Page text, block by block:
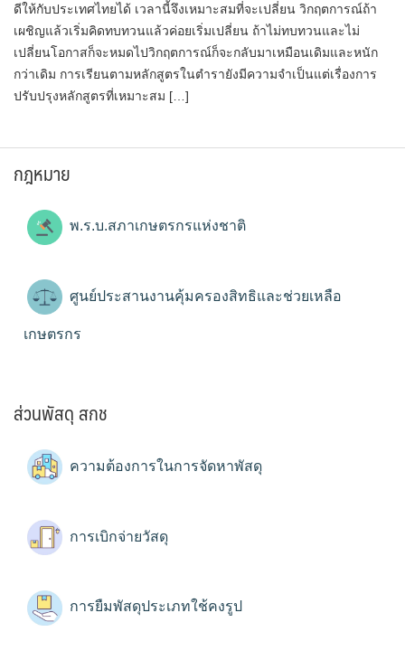
ดีให้กับประเทศไทยได้ เวลานี้จึงเหมาะสมที่จะเปลี่ยน วิกฤตการณ์ถ้า
เผชิญแล้วเริ่มคิดทบทวนแล้วค่อยเริ่มเปลี่ยน ถ้าไม่ทบทวนและไม่
เปลี่ยนโอกาสก็จะหมดไปวิกฤตการณ์ก็จะกลับมาเหมือนเดิมและหนัก
กว่าเดิม การเรียนตามหลักสูตรในตำรายังมีความจำเป็นแต่เรื่องการ
ปรับปรุงหลักสูตรที่เหมาะสม […]
กฎหมาย
พ.ร.บ.สภาเกษตรกรแห่งชาติ
ศูนย์ประสานงานคุ้มครองสิทธิและช่วยเหลือ
เกษตรกร
ส่วนพัสดุ สกช
ความต้องการในการจัดหาพัสดุ
การเบิกจ่ายวัสดุ
การยืมพัสดุประเภทใช้คงรูป